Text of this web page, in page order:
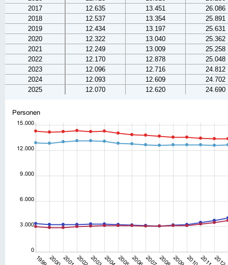
2017
12.635 13.451
26.086
2018
12.537 13.354
25.891
2019
12.434 13.197
25.631
2020
12.322 13.040
25.362
2021
12.249 13.009
25.258
2022
12.170 12.878
25.048
2023
12.096 12.716
24.812
2024
12.093 12.609
24.702
2025
12.070 12.620 24.690